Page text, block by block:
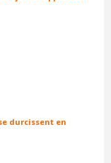
durcissent en